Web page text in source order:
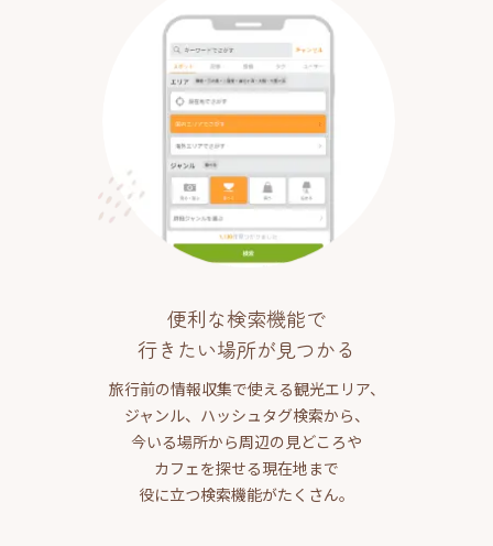
便利な検索機能で
行きたい場所が見つかる
旅行前の情報収集で使える観光エリア、
ジャンル、ハッシュタグ検索から、
今いる場所から周辺の見どころや
カフェを探せる現在地まで
役に立つ検索機能がたくさん。